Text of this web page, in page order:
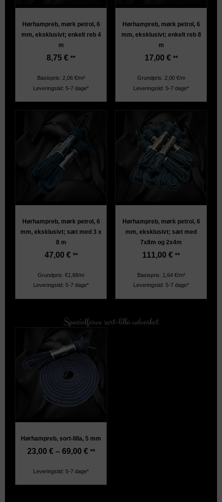
Hørhampreb, mørk petrol, 6
mm, eksklusivt; enkelt reb 4
m
8,75 € **
Basispris: 2,06 €/m²
Leveringstid: 5-7 dage*
Hørhampreb, mørk petrol, 6
mm, eksklusivt; enkelt reb 8
m
17,00 € **
Grundpris: 2,00 €/m
Leveringstid: 5-7 dage*
Hørhampreb, mørk petrol, 6
mm, eksklusivt; sæt med 3 x
8 m
47,00 € **
Grundpris: €1,88/m
Leveringstid: 5-7 dage*
Hørhampreb, mørk petrol, 6
mm, eksklusivt; sæt med
7x8m og 2x4m
111,00 € **
Basispris: 1,64 €/m²
Leveringstid: 5-7 dage*
Specialfarve sort-lilla udvasket
Hørhampreb, sort-lilla, 5 mm
23,00 €– 69,00 € **
Leveringstid: 5-7 dage*